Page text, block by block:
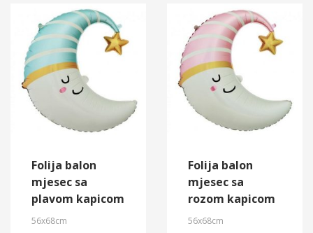
Folija balon
mjesec sa
plavom kapicom
56x68cm
Folija balon
mjesec sa
rozom kapicom
56x68cm